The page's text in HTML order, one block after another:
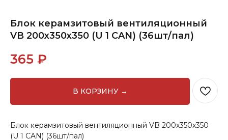
Блок керамзитовый вентиляционный
VB 200x350x350 (U 1 CAN) (36шт/пал)
365 ₽
В КОРЗИНУ →
Блок керамзитовый вентиляционный VB 200x350x350
(U 1 CAN) (36шт/пал)